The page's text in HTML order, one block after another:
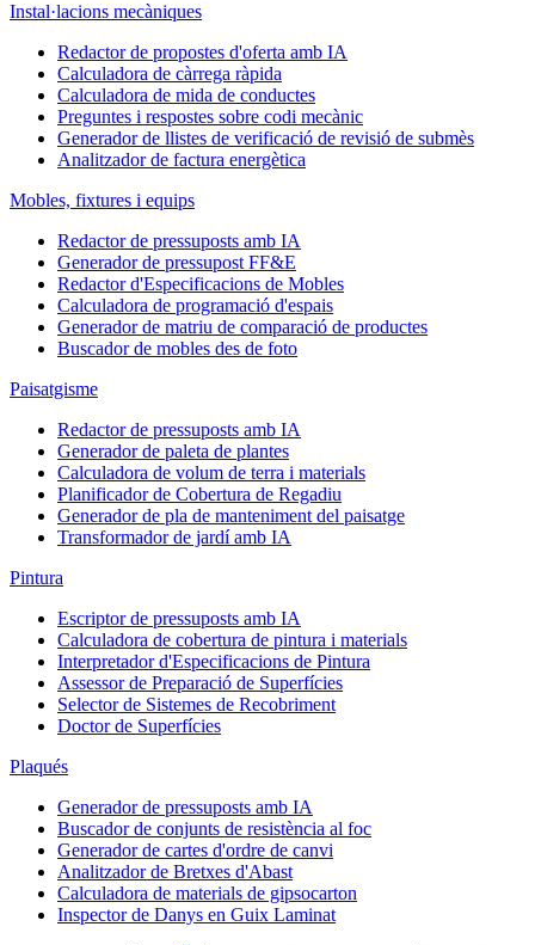
Instal·lacions mecàniques
Redactor de propostes d'oferta amb IA
Calculadora de càrrega ràpida
Calculadora de mida de conductes
Preguntes i respostes sobre codi mecànic
Generador de llistes de verificació de revisió de submès
Analitzador de factura energètica
Mobles, fixtures i equips
Redactor de pressuposts amb IA
Generador de pressupost FF&E
Redactor d'Especificacions de Mobles
Calculadora de programació d'espais
Generador de matriu de comparació de productes
Buscador de mobles des de foto
Paisatgisme
Redactor de pressuposts amb IA
Generador de paleta de plantes
Calculadora de volum de terra i materials
Planificador de Cobertura de Regadiu
Generador de pla de manteniment del paisatge
Transformador de jardí amb IA
Pintura
Escriptor de pressuposts amb IA
Calculadora de cobertura de pintura i materials
Interpretador d'Especificacions de Pintura
Assessor de Preparació de Superfícies
Selector de Sistemes de Recobriment
Doctor de Superfícies
Plaqués
Generador de pressuposts amb IA
Buscador de conjunts de resistència al foc
Generador de cartes d'ordre de canvi
Analitzador de Bretxes d'Abast
Calculadora de materials de gipsocarton
Inspector de Danys en Guix Laminat